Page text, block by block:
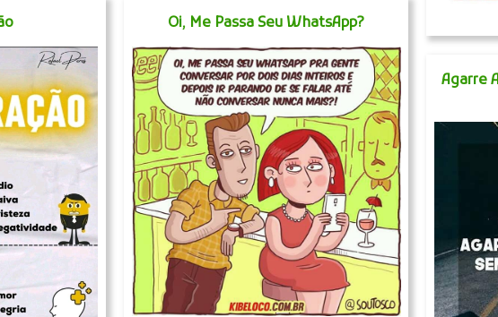
Oi, Me Passa Seu WhatsApp?
Agarre